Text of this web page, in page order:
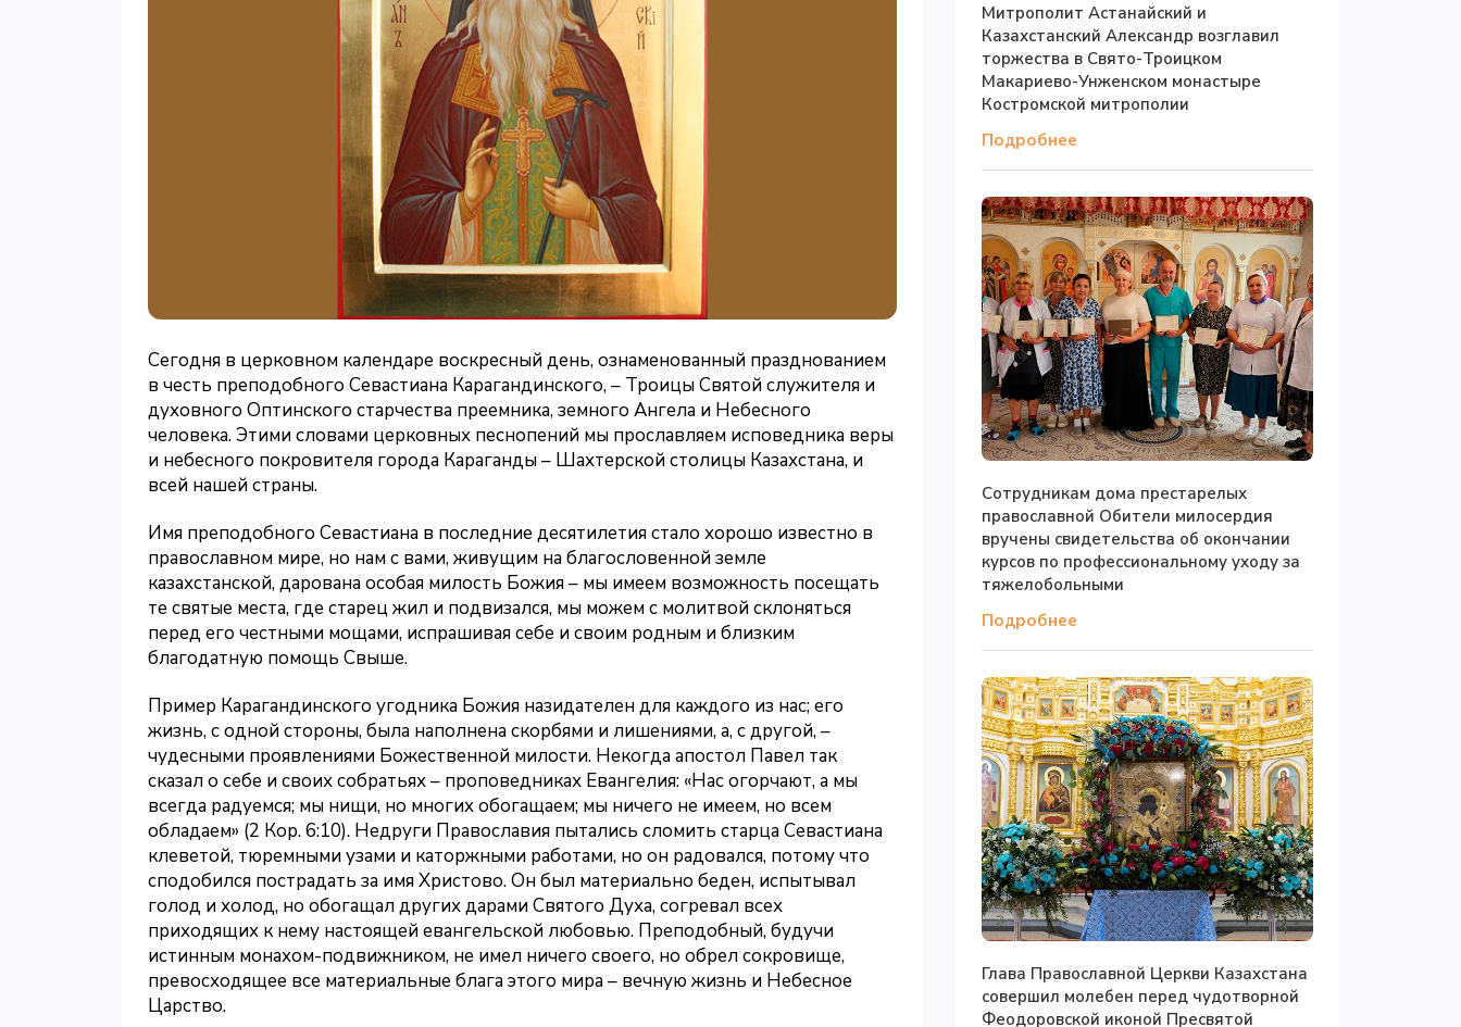
Сегодня в церковном календаре воскресный день, ознаменованный празднованием
в честь преподобного Севастиана Карагандинского, – Троицы Святой служителя и
духовного Оптинского старчества преемника, земного Ангела и Небесного
человека. Этими словами церковных песнопений мы прославляем исповедника веры
и небесного покровителя города Караганды – Шахтерской столицы Казахстана, и
всей нашей страны.
Имя преподобного Севастиана в последние десятилетия стало хорошо известно в
православном мире, но нам с вами, живущим на благословенной земле
казахстанской, дарована особая милость Божия – мы имеем возможность посещать
те святые места, где старец жил и подвизался, мы можем с молитвой склоняться
перед его честными мощами, испрашивая себе и своим родным и близким
благодатную помощь Свыше.
Пример Карагандинского угодника Божия назидателен для каждого из нас; его
жизнь, с одной стороны, была наполнена скорбями и лишениями, а, с другой, –
чудесными проявлениями Божественной милости. Некогда апостол Павел так
сказал о себе и своих собратьях – проповедниках Евангелия: «Нас огорчают, а мы
всегда радуемся; мы нищи, но многих обогащаем; мы ничего не имеем, но всем
обладаем» (2 Кор. 6:10). Недруги Православия пытались сломить старца Севастиана
клеветой, тюремными узами и каторжными работами, но он радовался, потому что
сподобился пострадать за имя Христово. Он был материально беден, испытывал
голод и холод, но обогащал других дарами Святого Духа, согревал всех
приходящих к нему настоящей евангельской любовью. Преподобный, будучи
истинным монахом-подвижником, не имел ничего своего, но обрел сокровище,
превосходящее все материальные блага этого мира – вечную жизнь и Небесное
Царство.
Митрополит Астанайский и
Казахстанский Александр возглавил
торжества в Свято-Троицком
Макариево-Унженском монастыре
Костромской митрополии
Подробнее
Сотрудникам дома престарелых
православной Обители милосердия
вручены свидетельства об окончании
курсов по профессиональному уходу за
тяжелобольными
Подробнее
Глава Православной Церкви Казахстана
совершил молебен перед чудотворной
Феодоровской иконой Пресвятой